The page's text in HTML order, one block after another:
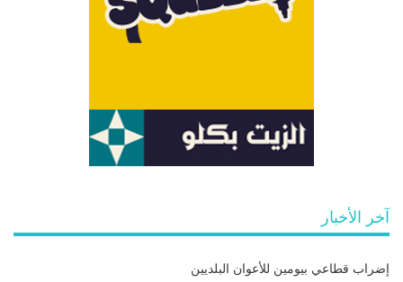
آخر الأخبار
إضراب قطاعي بيومين للأعوان البلديين